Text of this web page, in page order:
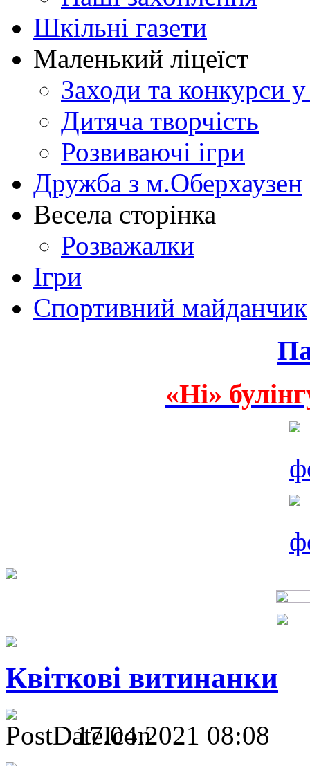
Шкільні газети
Маленький ліцеїст
Заходи та конкурси у
Дитяча творчість
Розвиваючі ігри
Дружба з м.Оберхаузен
Весела сторінка
Розважалки
Ігри
Спортивний майданчик
«Ні»
Квіткові витинанки
17.04.2021 08:08